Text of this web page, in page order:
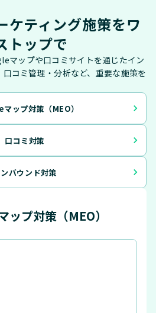
ケティング施策をワ
トップで
マップや口コミサイトを通じたイン
コミ管理・分析など、重要な施策を
ップ対策（MEO） navigate_next
口コミ対策 navigate_next
バウンド対策 navigate_next
ップ対策（MEO）